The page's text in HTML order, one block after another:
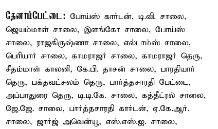
தேனாம்பேட்டை: போய்ஸ் கார்டன், டி.வி. சாலை,
ஜெயம்மாள் சாலை, இளங்கோ சாலை, போய்ஸ்
சாலை, ராஜகிருஷ்ணா சாலை, எல்டாம்ஸ் சாலை,
பெரியார் சாலை, காமராஜர் சாலை, காமராஜர் தெரு,
சீதம்மாள் காலனி, கே.பி. தாசன் சாலை, பாரதியார்
தெரு, பக்தவட்சலம் தெரு, பார்த்தசாரதி பேட்டை,
அப்பாதுரை தெரு, டி.டி.கே. சாலை, கத்தீட்ரல் சாலை,
ஜே.ஜே. சாலை, பார்த்தசாரதி கார்டன், ஏ.கே.ஆர்.
சாலை, ஜார்ஜ் அவென்யூ, எஸ்.எஸ்.ஐ. சாலை,